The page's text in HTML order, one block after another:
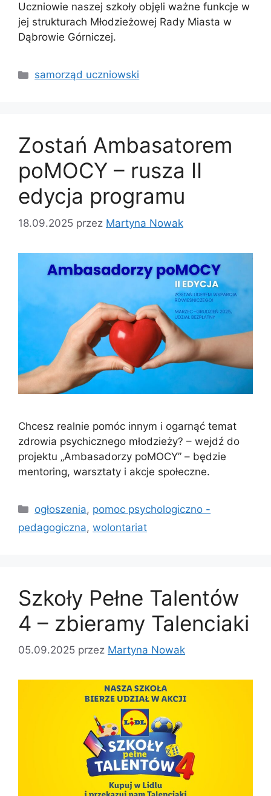
Uczniowie naszej szkoły objęli ważne funkcje w
jej strukturach Młodzieżowej Rady Miasta w
Dąbrowie Górniczej.
samorząd uczniowski
Zostań Ambasatorem
poMOCY – rusza II
edycja programu
18.09.2025 przez Martyna Nowak
Chcesz realnie pomóc innym i ogarnąć temat
zdrowia psychicznego młodzieży? – wejdź do
projektu „Ambasadorzy poMOCY” – będzie
mentoring, warsztaty i akcje społeczne.
ogłoszenia, pomoc psychologiczno -
pedagogiczna, wolontariat
Szkoły Pełne Talentów
4 – zbieramy Talenciaki
05.09.2025 przez Martyna Nowak